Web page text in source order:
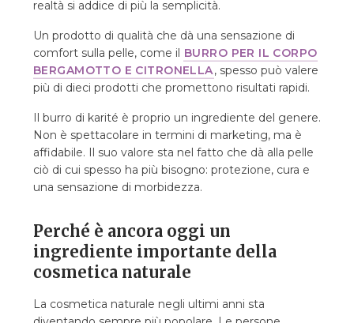
realtà si addice di più la semplicità.
Un prodotto di qualità che dà una sensazione di
comfort sulla pelle, come il BURRO PER IL CORPO
BERGAMOTTO E CITRONELLA, spesso può valere
più di dieci prodotti che promettono risultati rapidi.
Il burro di karité è proprio un ingrediente del genere.
Non è spettacolare in termini di marketing, ma è
affidabile. Il suo valore sta nel fatto che dà alla pelle
ciò di cui spesso ha più bisogno: protezione, cura e
una sensazione di morbidezza.
Perché è ancora oggi un
ingrediente importante della
cosmetica naturale
La cosmetica naturale negli ultimi anni sta